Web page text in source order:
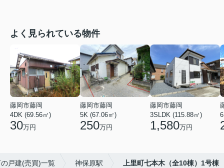
よく見られている物件
藤岡市藤岡
4DK (69.56㎡)
30万円
藤岡市藤岡
5K (67.06㎡)
250万円
藤岡市藤岡
3SLDK (115.88㎡)
1,580万円
戸建(売買)一覧 神保原駅 上里町七本木（全10棟）1号棟